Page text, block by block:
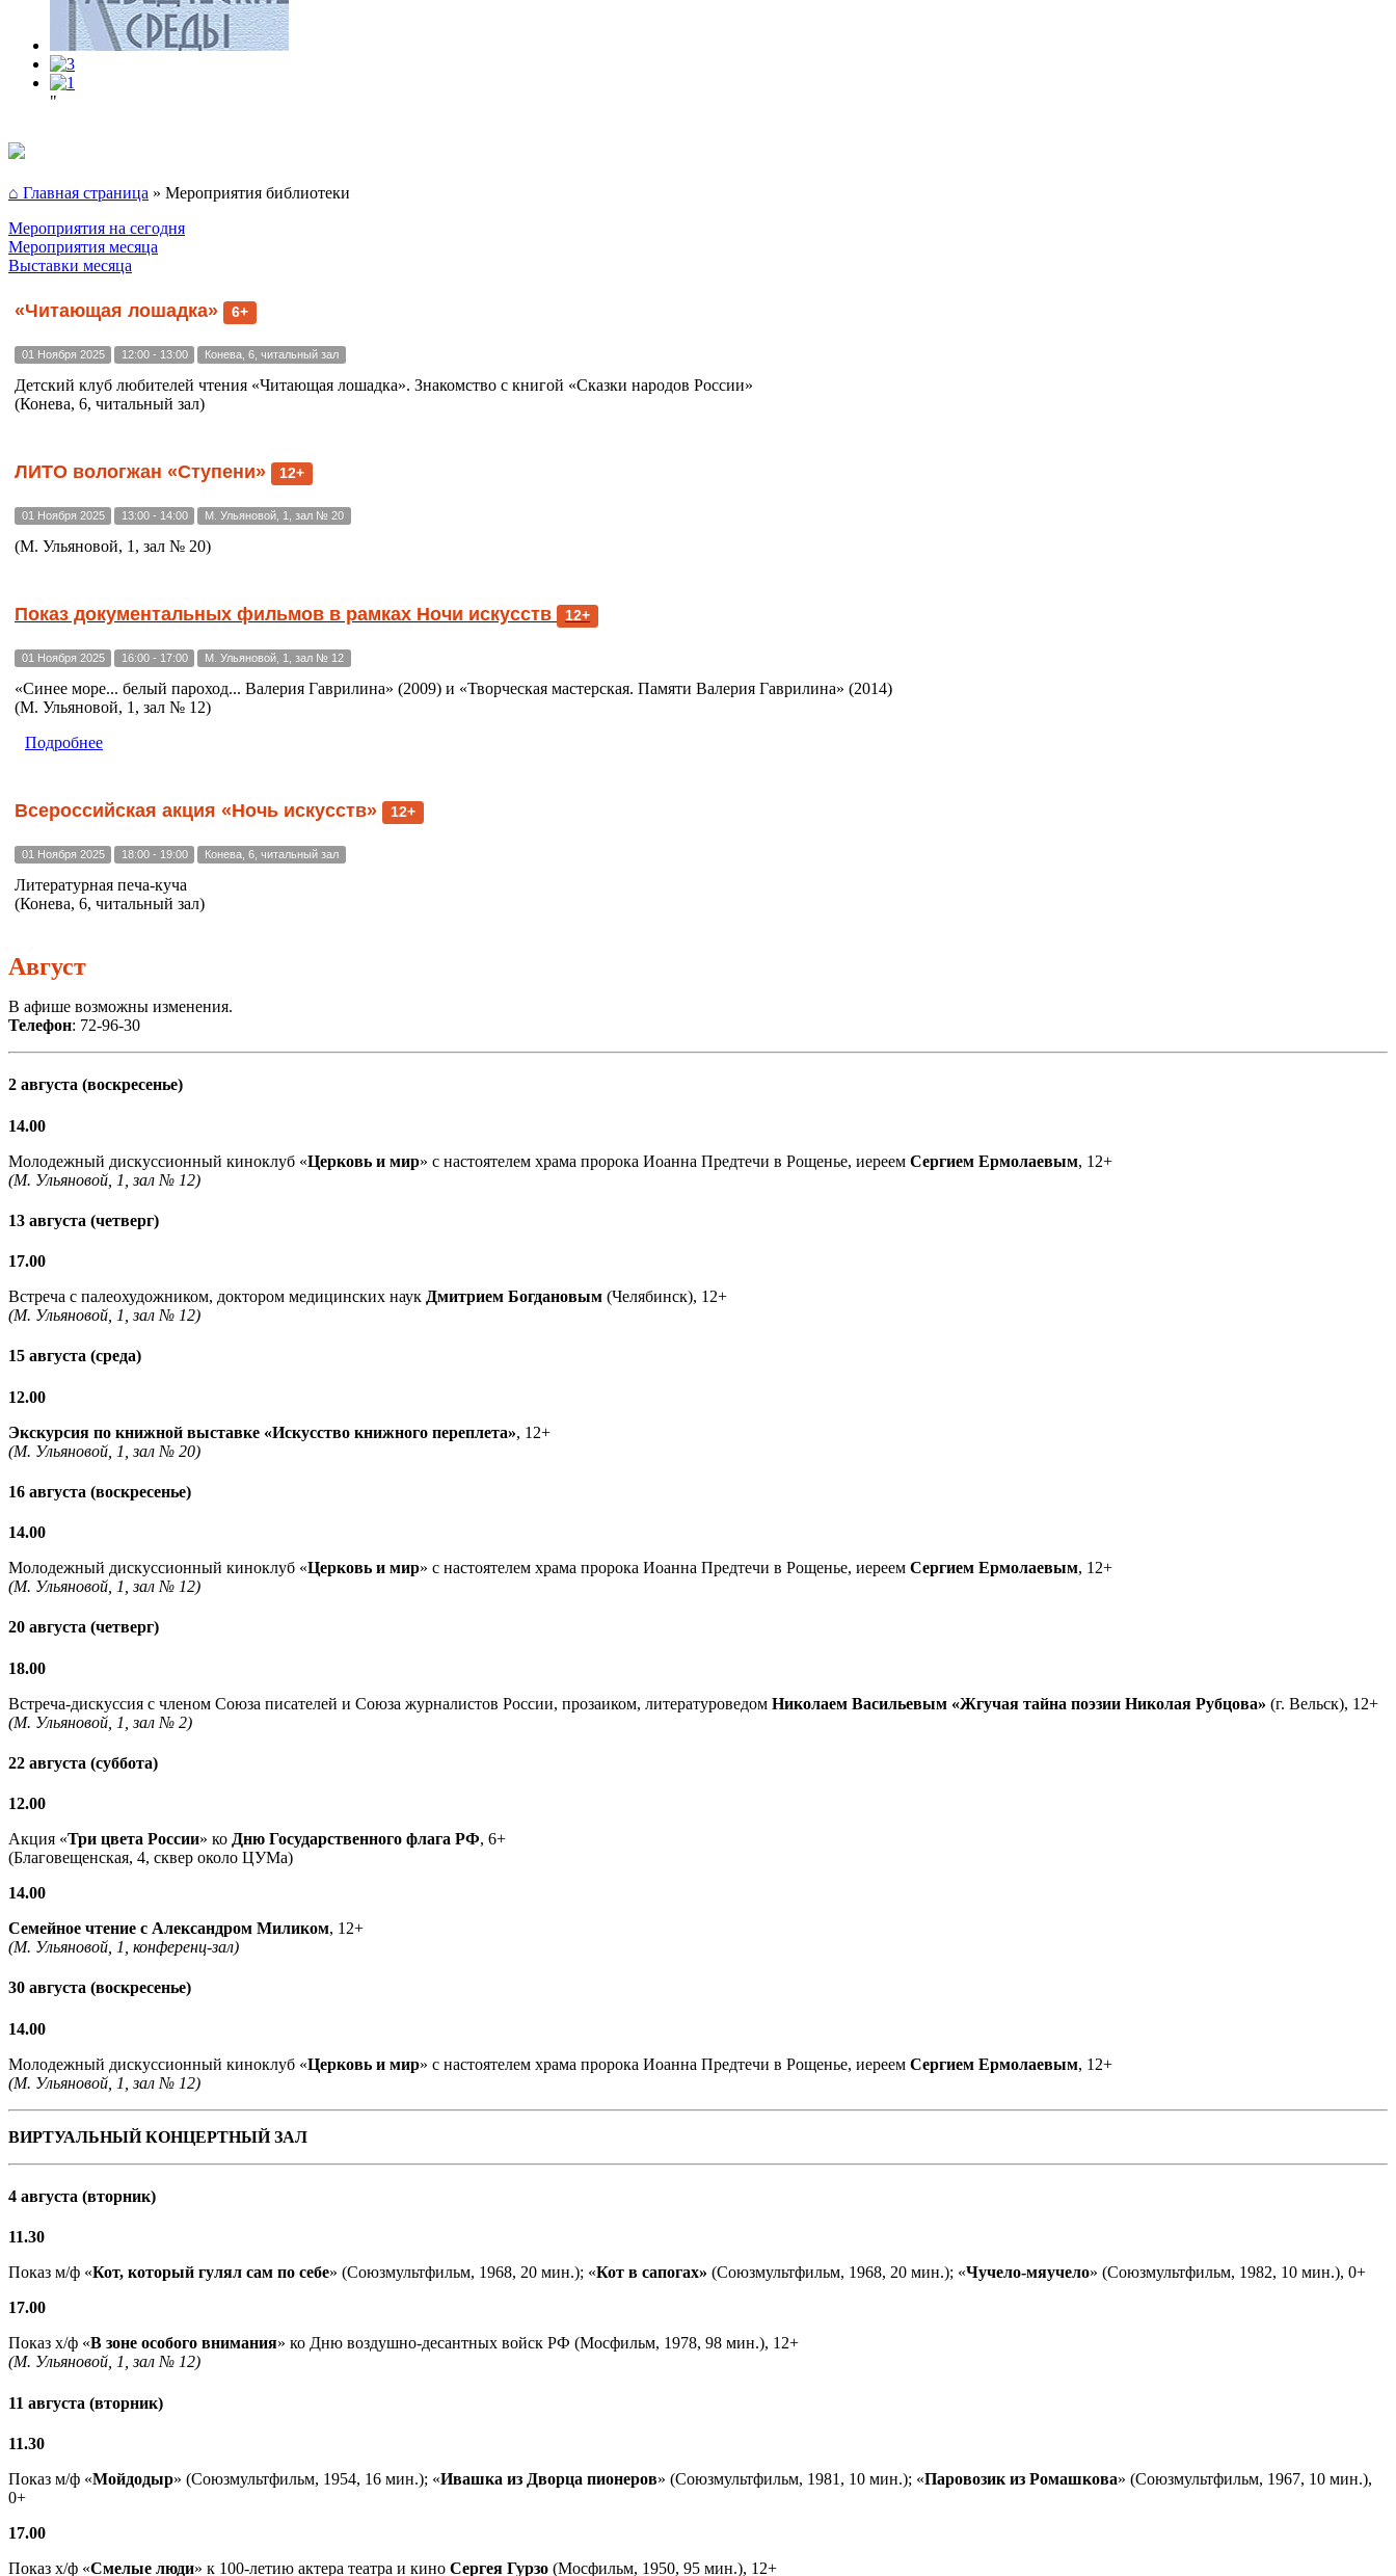
"
⌂ Главная страница » Мероприятия библиотеки
Мероприятия на сегодня
Мероприятия месяца
Выставки месяца
«Читающая лошадка» 6+
01 Ноября 2025 12:00 - 13:00 Конева, 6, читальный зал
Детский клуб любителей чтения «Читающая лошадка». Знакомство с книгой «Сказки народов России»
(Конева, 6, читальный зал)
ЛИТО вологжан «Ступени» 12+
01 Ноября 2025 13:00 - 14:00 М. Ульяновой, 1, зал № 20
(М. Ульяновой, 1, зал № 20)
Показ документальных фильмов в рамках Ночи искусств 12+
01 Ноября 2025 16:00 - 17:00 М. Ульяновой, 1, зал № 12
«Синее море... белый пароход... Валерия Гаврилина» (2009) и «Творческая мастерская. Памяти Валерия Гаврилина» (2014)
(М. Ульяновой, 1, зал № 12)
Подробнее
Всероссийская акция «Ночь искусств» 12+
01 Ноября 2025 18:00 - 19:00 Конева, 6, читальный зал
Литературная печа-куча
(Конева, 6, читальный зал)
Август
В афише возможны изменения.
Телефон: 72-96-30
2 августа (воскресенье)
14.00
Молодежный дискуссионный киноклуб «Церковь и мир» с настоятелем храма пророка Иоанна Предтечи в Рощенье, иереем Сергием Ермолаевым, 12+
(М. Ульяновой, 1, зал № 12)
13 августа (четверг)
17.00
Встреча с палеохудожником, доктором медицинских наук Дмитрием Богдановым (Челябинск), 12+
(М. Ульяновой, 1, зал № 12)
15 августа (среда)
12.00
Экскурсия по книжной выставке «Искусство книжного переплета», 12+
(М. Ульяновой, 1, зал № 20)
16 августа (воскресенье)
14.00
Молодежный дискуссионный киноклуб «Церковь и мир» с настоятелем храма пророка Иоанна Предтечи в Рощенье, иереем Сергием Ермолаевым, 12+
(М. Ульяновой, 1, зал № 12)
20 августа (четверг)
18.00
Встреча-дискуссия с членом Союза писателей и Союза журналистов России, прозаиком, литературоведом Николаем Васильевым «Жгучая тайна поэзии Николая Рубцова» (г. Вельск), 12+
(М. Ульяновой, 1, зал № 2)
22 августа (суббота)
12.00
Акция «Три цвета России» ко Дню Государственного флага РФ, 6+
(Благовещенская, 4, сквер около ЦУМа)
14.00
Семейное чтение с Александром Миликом, 12+
(М. Ульяновой, 1, конференц-зал)
30 августа (воскресенье)
14.00
Молодежный дискуссионный киноклуб «Церковь и мир» с настоятелем храма пророка Иоанна Предтечи в Рощенье, иереем Сергием Ермолаевым, 12+
(М. Ульяновой, 1, зал № 12)
ВИРТУАЛЬНЫЙ КОНЦЕРТНЫЙ ЗАЛ
4 августа (вторник)
11.30
Показ м/ф «Кот, который гулял сам по себе» (Союзмультфильм, 1968, 20 мин.); «Кот в сапогах» (Союзмультфильм, 1968, 20 мин.); «Чучело-мяучело» (Союзмультфильм, 1982, 10 мин.), 0+
17.00
Показ х/ф «В зоне особого внимания» ко Дню воздушно-десантных войск РФ (Мосфильм, 1978, 98 мин.), 12+
(М. Ульяновой, 1, зал № 12)
11 августа (вторник)
11.30
Показ м/ф «Мойдодыр» (Союзмультфильм, 1954, 16 мин.); «Ивашка из Дворца пионеров» (Союзмультфильм, 1981, 10 мин.); «Паровозик из Ромашкова» (Союзмультфильм, 1967, 10 мин.),
0+
17.00
Показ х/ф «Смелые люди» к 100-летию актера театра и кино Сергея Гурзо (Мосфильм, 1950, 95 мин.), 12+